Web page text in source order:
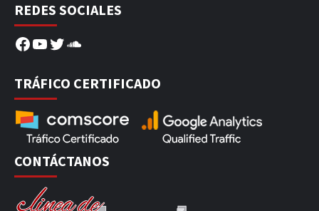
REDES SOCIALES
Facebook
YouTube
Twitter
SoundCloud
TRÁFICO CERTIFICADO
CONTÁCTANOS